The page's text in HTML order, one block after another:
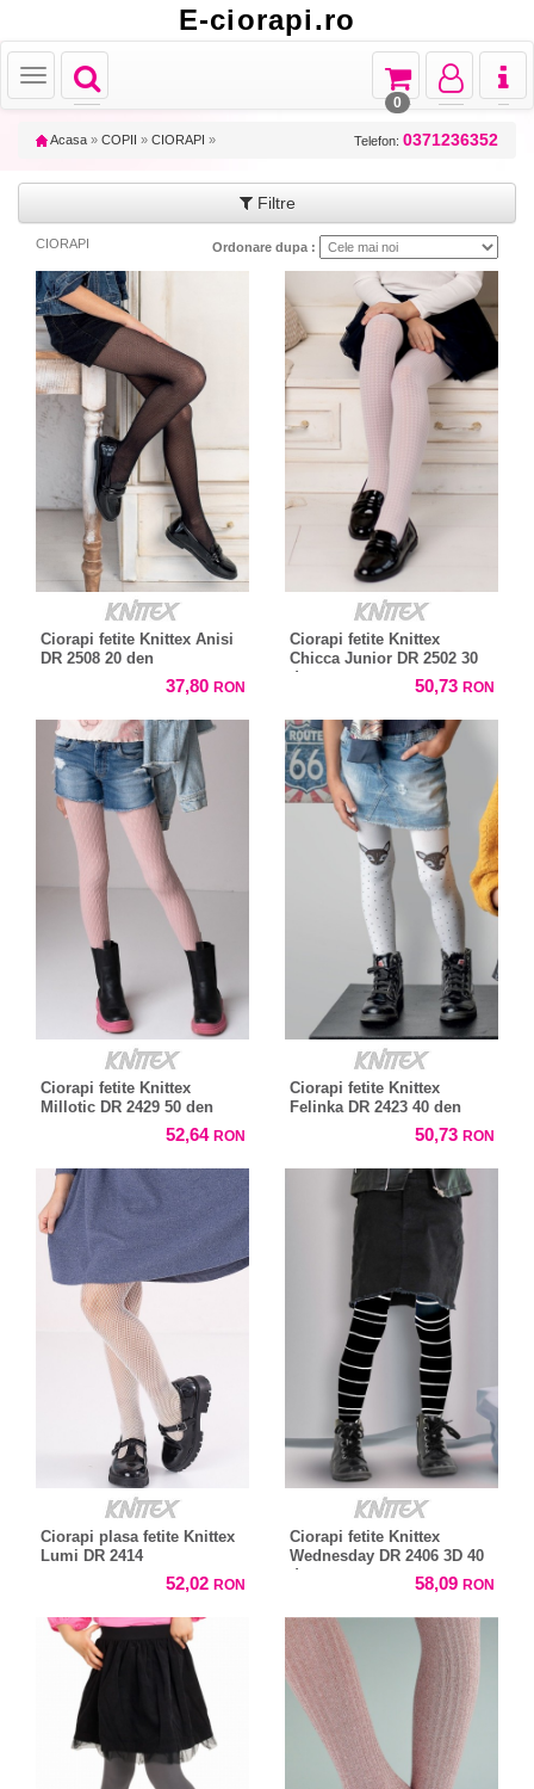
E-ciorapi.ro
Toggle
navigation
Toggle
Toggle
navigation
Toggle
navigation
Toggle
navigation
0
Acasa » COPII » CIORAPI » Telefon: 0371236352
Filtre
CIORAPI Ordonare dupa :
Ciorapi fetite Knittex Anisi
DR 2508 20 den
37,80 RON
Ciorapi fetite Knittex
Chicca Junior DR 2502 30
den
50,73 RON
Ciorapi fetite Knittex
Millotic DR 2429 50 den
52,64 RON
Ciorapi fetite Knittex
Felinka DR 2423 40 den
50,73 RON
Ciorapi plasa fetite Knittex
Lumi DR 2414
52,02 RON
Ciorapi fetite Knittex
Wednesday DR 2406 3D 40
den
58,09 RON